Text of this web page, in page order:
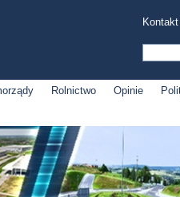
Kontakt
Rolnictwo Opinie